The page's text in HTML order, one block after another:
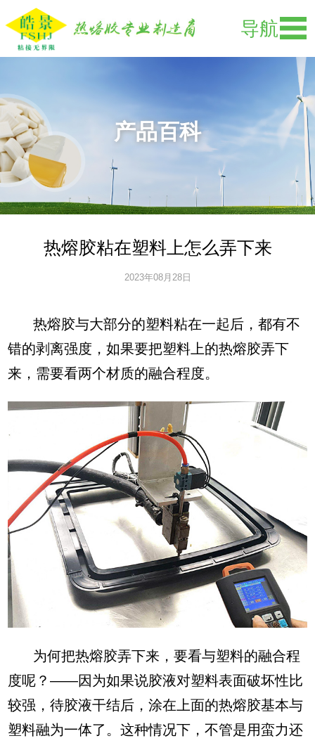
导航
产品百科
热熔胶粘在塑料上怎么弄下来
2023年08月28日
热熔胶与大部分的塑料粘在一起后，都有不
错的剥离强度，如果要把塑料上的热熔胶弄下
来，需要看两个材质的融合程度。
为何把热熔胶弄下来，要看与塑料的融合程
度呢？——因为如果说胶液对塑料表面破坏性比
较强，待胶液干结后，涂在上面的热熔胶基本与
塑料融为一体了。这种情况下，不管是用蛮力还